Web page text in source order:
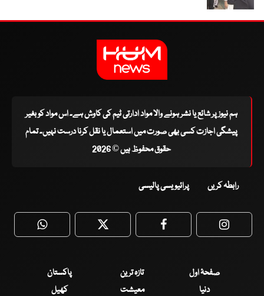
ہم نیوز پر شائع یا نشر ہونے والا مواد ادارتی ٹیم کی کاوش ہے۔ اس مواد کو بغیر
پیشگی اجازت کسی بھی صورت میں استعمال یا نقل کرنا درست نہیں۔ تمام
حقوق محفوظ ہیں © 2026
رابطہ کریں پرائیویسی پالیسی
WhatsApp Twitter Facebook
صفحۂ اول تازہ ترین
پاکستان
دنیا
معیشت کھیل